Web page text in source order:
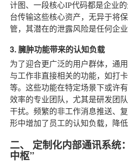
计图、一段核心IP代码都是企业
台传输这些核心资产，无异于将
管，其潜在的泄露风险是任何企业
3. 臃肿功能带来的认知负载
为了迎合更广泛的用户群体，通
与工作非直接相关的功能，如打
等。这些功能在特定场景下或许
效率的专业团队，尤其是研发团
干扰。频繁的非工作消息推送、
形中增加了员工的认知负载，降低
二、 定制化内部通讯系统
中枢”